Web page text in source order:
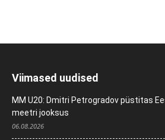
Viimased uudised
MM U20: Dmitri Petrogradov püstitas
meetri jooksus
06.08.2026